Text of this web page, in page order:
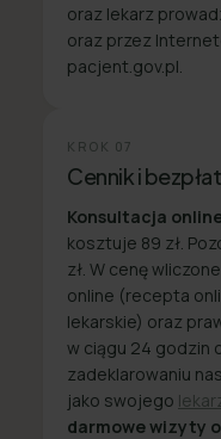
oraz lekarz
oraz przez
pacjent.gov.pl.
KROK 07
Cennik i
Konsultacja
kosztuje 89 zł.
zł. W cenę
online (recepta
lekarskie) oraz
w ciągu 24 godzin
zadeklarowaniu
jako swojego
darmowe wizyty